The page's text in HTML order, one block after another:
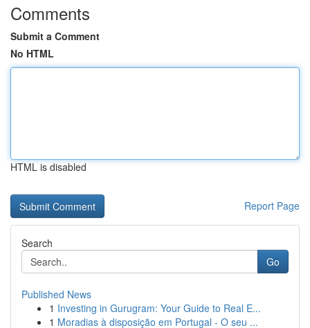
Comments
Submit a Comment
No HTML
HTML is disabled
Report Page
Search
Go
Published News
1 Investing in Gurugram: Your Guide to Real E...
1 Moradias à disposição em Portugal - O seu ...